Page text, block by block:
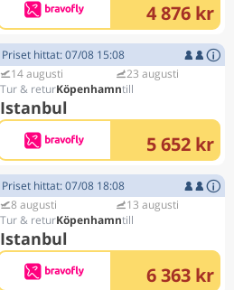
4 876 kr
Priset hittat: 07/08 15:08
14 augusti
Köpenhamn
Istanbul
23 augusti
5 652 kr
Priset hittat: 07/08 18:08
8 augusti
Köpenhamn
Istanbul
13 augusti
6 363 kr